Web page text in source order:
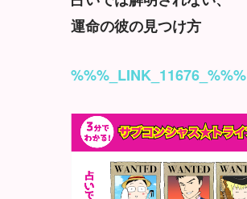
運命の彼の見つけ方
%%%_LINK_11676_%%%